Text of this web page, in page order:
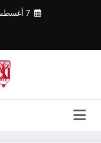
7 أغسطس، 2026